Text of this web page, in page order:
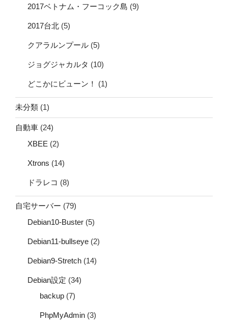
2017ベトナム・フーコック島 (9)
2017台北 (5)
クアラルンプール (5)
ジョグジャカルタ (10)
どこかにビューン！ (1)
未分類 (1)
自動車 (24)
XBEE (2)
Xtrons (14)
ドラレコ (8)
自宅サーバー (79)
Debian10-Buster (5)
Debian11-bullseye (2)
Debian9-Stretch (14)
Debian設定 (34)
backup (7)
PhpMyAdmin (3)